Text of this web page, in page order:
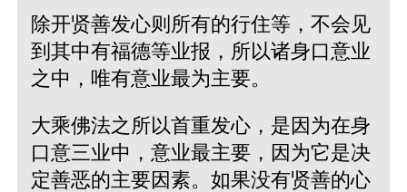
除开贤善发心则所有的行住等，不会见
到其中有福德等业报，所以诸身口意业
之中，唯有意业最为主要。
大乘佛法之所以首重发心，是因为在身
口意三业中，意业最主要，因为它是决
定善恶的主要因素。如果没有贤善的心